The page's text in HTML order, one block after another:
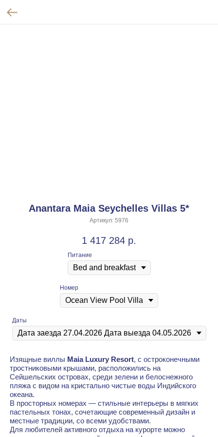
Anantara Maia Seychelles Villas 5*
Артикул: 5976
1 417 284 р.
Питание
Номер
Даты
Изящные виллы Maia Luxury Resort, с остроконечными
тростниковыми крышами, расположились на
Сейшельских островах, среди зелени и белоснежного
пляжа с видом на кристально чистые воды Индийского
океана.
В просторных номерах — стильные интерьеры в мягких
пастельных тонах, сочетающие современный дизайн и
местные традиции, со всеми удобствами.
Для любителей активного отдыха на курорте можно